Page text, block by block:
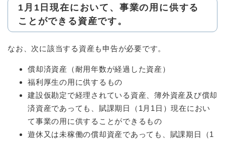
1月1日現在において、事業の用に供する
ことができる資産です。
なお、次に該当する資産も申告が必要です。
償却済資産（耐用年数が経過した資産）
福利厚生の用に供するもの
建設仮勘定で経理されている資産、簿外資産及び償却
済資産であっても、賦課期日（1月1日）現在におい
て事業の用に供することができるもの
遊休又は未稼働の償却資産であっても、賦課期日（1